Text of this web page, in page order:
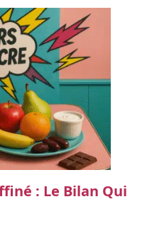
: Le Bilan Qui